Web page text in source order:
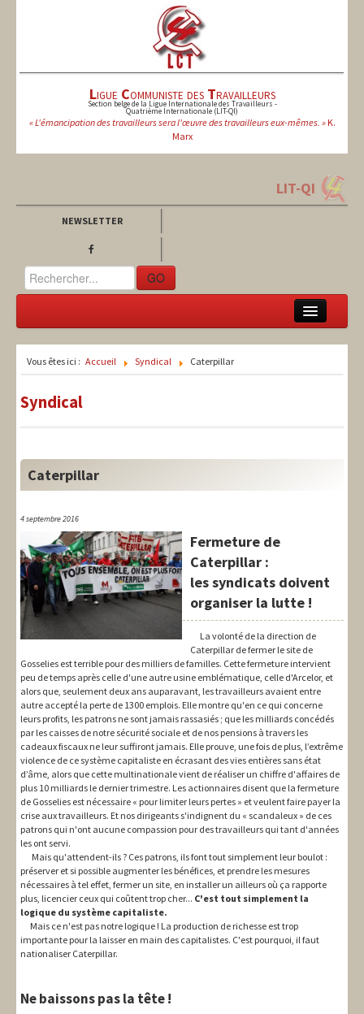
Ligue Communiste des Travailleurs
Section belge de la Ligue Internationale des Travailleurs -
Quatrième Internationale (LIT-QI)
« L'émancipation des travailleurs sera l'œuvre des travailleurs eux-mêmes. »K.
Marx
LIT-QI
NEWSLETTER
GO
Théorie
Syndical
Social
Thèmes
Vous êtes ici : Accueil Syndical Caterpillar
Syndical
Caterpillar
4 septembre 2016
Fermeture de
Caterpillar :
les syndicats doivent
organiser la lutte !
La volonté de la direction de
Caterpillar de fermer le site de
Gosselies est terrible pour des milliers de familles. Cette fermeture intervient
peu de temps après celle d'une autre usine emblématique, celle d'Arcelor, et
alors que, seulement deux ans auparavant, les travailleurs avaient entre
autre accepté la perte de 1300 emplois. Elle montre qu'en ce qui concerne
leurs profits, les patrons ne sont jamais rassasiés ; que les milliards concédés
par les caisses de notre sécurité sociale et de nos pensions à travers les
cadeaux fiscaux ne leur suffiront jamais. Elle prouve, une fois de plus, l’extrême
violence de ce système capitaliste en écrasant des vies entières sans état
d’âme, alors que cette multinationale vient de réaliser un chiffre d'affaires de
plus 10 milliards le dernier trimestre. Les actionnaires disent que la fermeture
de Gosselies est nécessaire « pour limiter leurs pertes » et veulent faire payer la
crise aux travailleurs. Et nos dirigeants s'indignent du « scandaleux » de ces
patrons qui n'ont aucune compassion pour des travailleurs qui tant d'années
les ont servi.
Mais qu'attendent-ils ? Ces patrons, ils font tout simplement leur boulot :
préserver et si possible augmenter les bénéfices, et prendre les mesures
nécessaires à tel effet, fermer un site, en installer un ailleurs où ça rapporte
plus, licencier ceux qui coûtent trop cher... C'est tout simplement la
logique du système capitaliste.
Mais ce n'est pas notre logique ! La production de richesse est trop
importante pour la laisser en main des capitalistes. C'est pourquoi, il faut
nationaliser Caterpillar.
Ne baissons pas la tête !